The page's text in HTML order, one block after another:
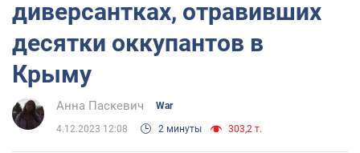
диверсантках, отравивших
десятки оккупантов в
Крыму
Анна Паскевич War
4.12.2023 12:08 2 минуты 303,2 т.